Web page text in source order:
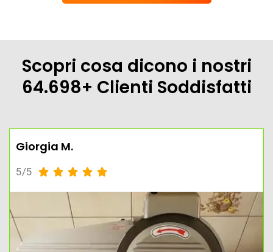
Scopri cosa dicono i nostri
64.698+ Clienti Soddisfatti
Giorgia M.
5/5     